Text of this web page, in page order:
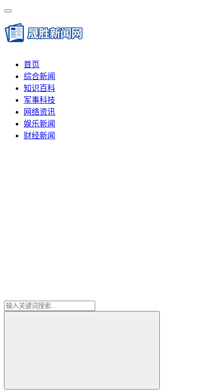
首页
综合新闻
知识百科
军事科技
网络资讯
娱乐新闻
财经新闻